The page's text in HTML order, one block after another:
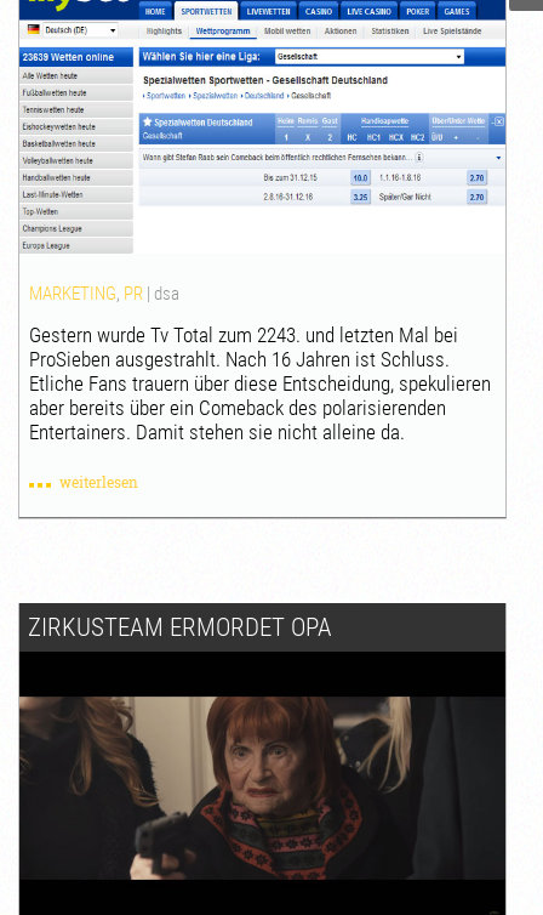
MARKETING, PR | dsa
Gestern wurde Tv Total zum 2243. und letzten Mal bei
ProSieben ausgestrahlt. Nach 16 Jahren ist Schluss.
Etliche Fans trauern über diese Entscheidung, spekulieren
aber bereits über ein Comeback des polarisierenden
Entertainers. Damit stehen sie nicht alleine da.
weiterlesen
ZIRKUSTEAM ERMORDET OPA